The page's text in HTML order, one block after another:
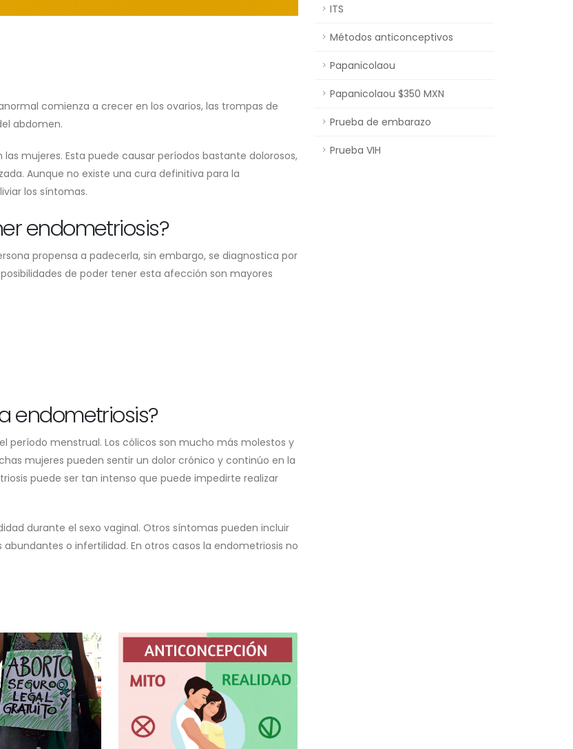
ITS
Métodos anticonceptivos
Papanicolaou
Papanicolaou $350 MXN
Prueba de embarazo
Prueba VIH
comienza a crecer en los ovarios, las trompas de
abdomen.
mujeres. Esta puede causar períodos bastante dolorosos,
Aunque no existe una cura definitiva para la
los síntomas.
endometriosis?
propensa a padecerla, sin embargo, se diagnostica por
de poder tener esta afección son mayores
endometriosis?
período menstrual. Los cólicos son mucho más molestos y
mujeres pueden sentir un dolor crónico y continúo en la
puede ser tan intenso que puede impedirte realizar
durante el sexo vaginal. Otros síntomas pueden incluir
o infertilidad. En otros casos la endometriosis no